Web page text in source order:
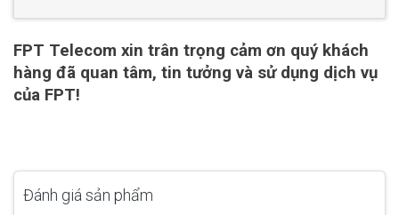
FPT Telecom xin trân trọng cảm ơn quý khách
hàng đã quan tâm, tin tưởng và sử dụng dịch vụ
của FPT!
Đánh giá sản phẩm